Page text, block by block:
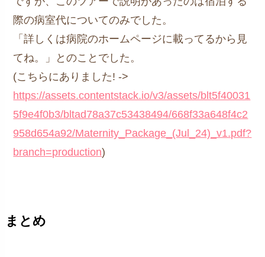
際の病室代についてのみでした。
「詳しくは病院のホームページに載ってるから見
てね。」とのことでした。
(こちらにありました! ->
https://assets.contentstack.io/v3/assets/blt5f40031
5f9e4f0b3/bltad78a37c53438494/668f33a648f4c2
958d654a92/Maternity_Package_(Jul_24)_v1.pdf?
branch=production)
まとめ